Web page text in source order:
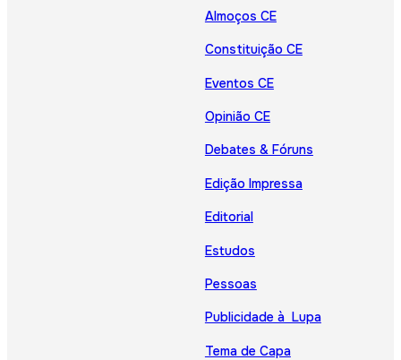
Almoços CE
Constituição CE
Eventos CE
Opinião CE
Debates & Fóruns
Edição Impressa
Editorial
Estudos
Pessoas
Publicidade à Lupa
Tema de Capa